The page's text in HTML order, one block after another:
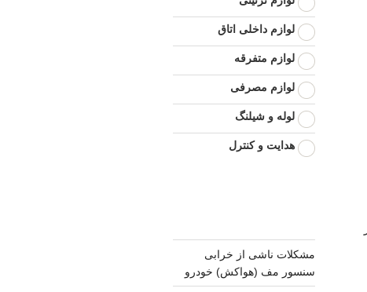
لوازم داخلی اتاق
لوازم متفرقه
لوازم مصرفی
لوله و شیلنگ
هدایت و کنترل
مشکلات ناشی از خرابی
سنسور مف (هواکش) خودرو